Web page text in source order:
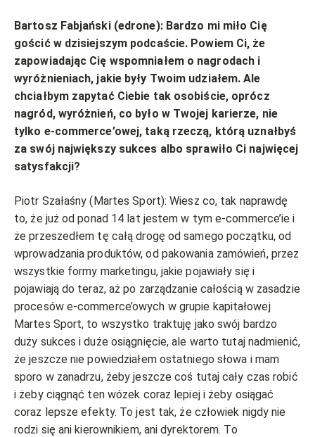
Bartosz Fabjański (edrone): Bardzo mi miło Cię
gościć w dzisiejszym podcaście. Powiem Ci, że
zapowiadając Cię wspomniałem o nagrodach i
wyróżnieniach, jakie były Twoim udziałem. Ale
chciałbym zapytać Ciebie tak osobiście, oprócz
nagród, wyróżnień, co było w Twojej karierze, nie
tylko e-commerce’owej, taką rzeczą, którą uznałbyś
za swój największy sukces albo sprawiło Ci najwięcej
satysfakcji?
Piotr Szałaśny (Martes Sport): Wiesz co, tak naprawdę
to, że już od ponad 14 lat jestem w tym e-commerce’ie i
że przeszedłem tę całą drogę od samego początku, od
wprowadzania produktów, od pakowania zamówień, przez
wszystkie formy marketingu, jakie pojawiały się i
pojawiają do teraz, aż po zarządzanie całością w zasadzie
procesów e-commerce’owych w grupie kapitałowej
Martes Sport, to wszystko traktuję jako swój bardzo
duży sukces i duże osiągnięcie, ale warto tutaj nadmienić,
że jeszcze nie powiedziałem ostatniego słowa i mam
sporo w zanadrzu, żeby jeszcze coś tutaj cały czas robić
i żeby ciągnąć ten wózek coraz lepiej i żeby osiągać
coraz lepsze efekty. To jest tak, że człowiek nigdy nie
rodzi się ani kierownikiem, ani dyrektorem. To